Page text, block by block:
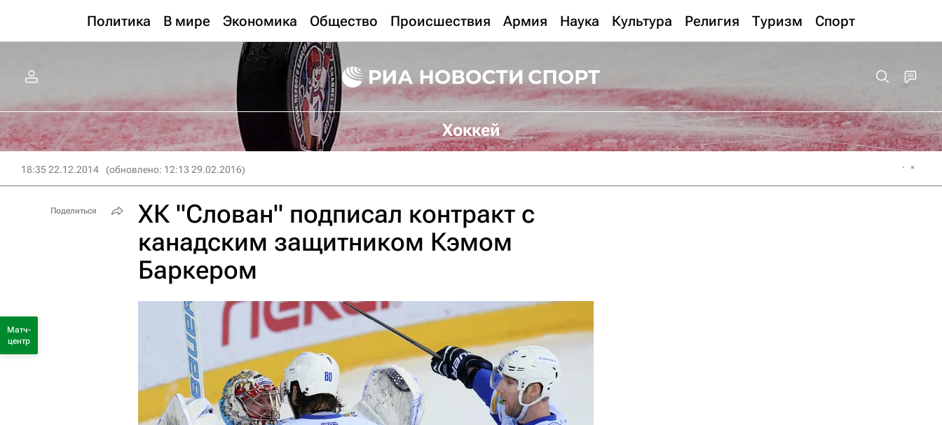
Политика В мире Экономика Общество Происшествия Армия Наука Культура Религия Туризм Спорт
Хоккей
18:35 22.12.2014 (обновлено: 12:13 29.02.2016)
ХК "Слован" подписал контракт с
канадским защитником Кэмом
Баркером
Поделиться
Матч-
центр